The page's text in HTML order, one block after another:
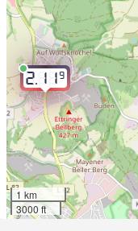
2.119
1 km
3000 ft